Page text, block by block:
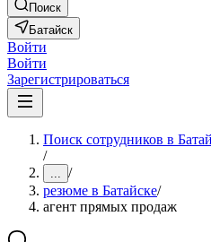
Поиск
Батайск
Войти
Войти
Зарегистрироваться
Поиск сотрудников в
/
... /
резюме в Батайске/
агент прямых продаж